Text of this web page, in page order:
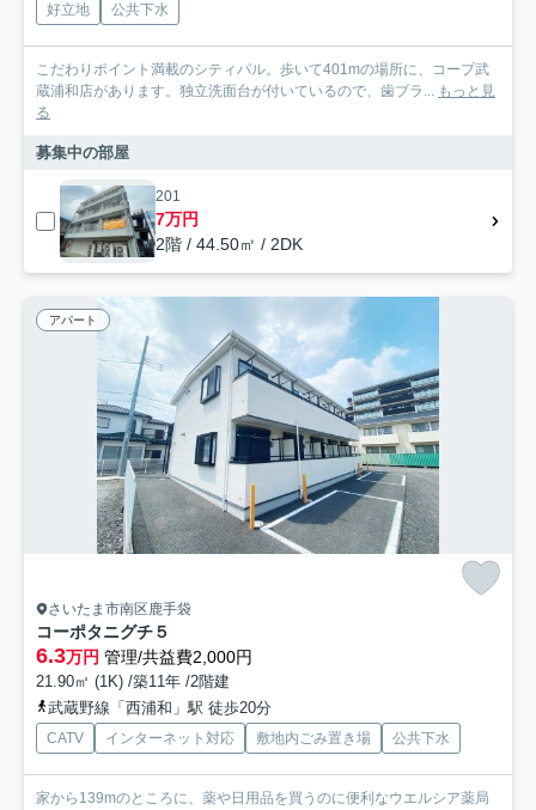
好立地
公共下水
こだわりポイント満載のシティパル。歩いて401mの場所に、コープ武
蔵浦和店があります。独立洗面台が付いているので、歯ブラ... もっと見
る
募集中の部屋
201
7万円
2階 / 44.50㎡ / 2DK
アパート
さいたま市南区鹿手袋
コーポタニグチ５
6.3万円 管理/共益費2,000円
21.90㎡ (1K) /築11年 /2階建
武蔵野線「西浦和」駅 徒歩20分
CATV インターネット対応 敷地内ごみ置き場 公共下水
家から139mのところに、薬や日用品を買うのに便利なウエルシア薬局